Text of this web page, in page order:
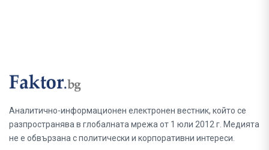
Аналитично-информационен електронен вестник, който се
разпространява в глобалната мрежа от 1 юли 2012 г. Медията
не е обвързана с политически и корпоративни интереси.